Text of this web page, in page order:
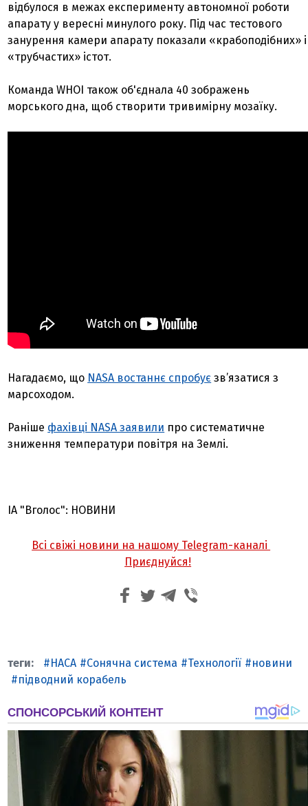
відбулося в межах експерименту автономної роботи
апарату у вересні минулого року. Під час тестового
занурення камери апарату показали «крабоподібних» і
«трубчастих» істот.
Команда WHOI також об'єднала 40 зображень
морського дна, щоб створити тривимірну мозаїку.
Нагадаємо, що NASA востаннє спробує зв’язатися з
марсоходом.
Раніше фахівці NASA заявили про систематичне
зниження температури повітря на Землі.
ІА "Вголос": НОВИНИ
Всі свіжі новини на нашому Telegram-каналі
Приєднуйся!
НАСА Сонячна система Технології
новини
підводний корабель